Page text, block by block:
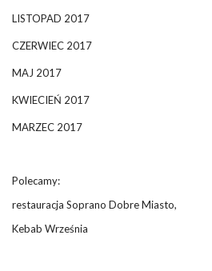
LISTOPAD 2017
CZERWIEC 2017
MAJ 2017
KWIECIEŃ 2017
MARZEC 2017
Polecamy:
restauracja Soprano Dobre Miasto,
Kebab Września